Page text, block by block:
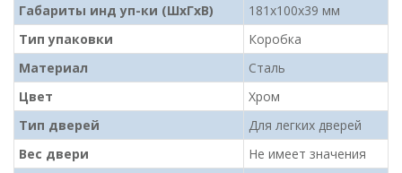
Габариты инд уп-ки (ШхГхВ)
181x100x39 мм
Тип упаковки
Коробка
Материал
Сталь
Цвет
Хром
Тип дверей
Для легких дверей
Вес двери
Не имеет значения